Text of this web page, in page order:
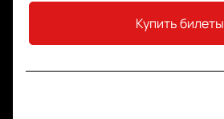
Купить билеты